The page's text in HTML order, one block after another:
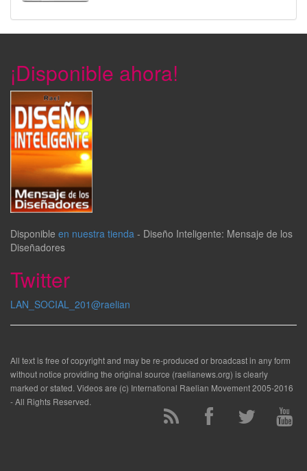
¡Disponible ahora!
Disponible en nuestra tienda - Diseño Inteligente: Mensaje de los
Diseñadores
Twitter
LAN_SOCIAL_201@raelian
All text is free of copyright and may be re-produced or broadcast in any form
without notice providing the original source (raelianews.org) is clearly
marked or stated. Videos are (c) International Raelian Movement 2005-2016
- All Rights Reserved.